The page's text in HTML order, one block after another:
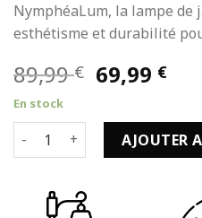
NymphéaLum, la lampe
esthétisme et durabilité
89,99€ Le
prix
initial
était :
89,99 €.
69,99 €Le
En stock
quantité de Lampe Solaire
AJOUTER